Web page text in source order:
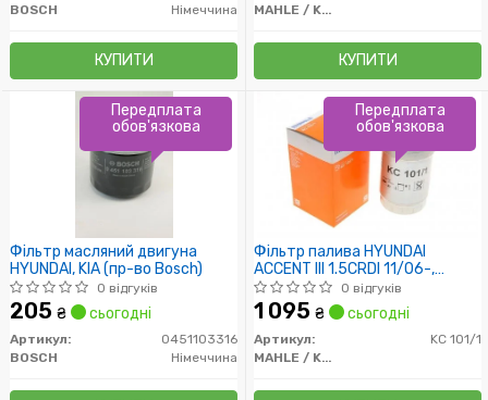
BOSCH
Німеччина
КУПИТИ
MAHLE / KNECHT
КУПИТИ
Фільтр масляний двигуна
HYUNDAI, KIA (пр-во Bosch)
0 відгуків
205 ₴ сьогодні
Артикул:
0451103316
BOSCH
Німеччина
Передплата
обов'язкова
Фільтр палива HYUNDAI
ACCENT III 1.5CRDI 11/06-,
SANTA FE 2.2CRDI 09/06-,
SONATA 2.0CRDI 11/06-
0 відгуків
1 095 ₴ сьогодні
Артикул:
KC 101/1
MAHLE / KNECHT
Передплата
обов'язкова